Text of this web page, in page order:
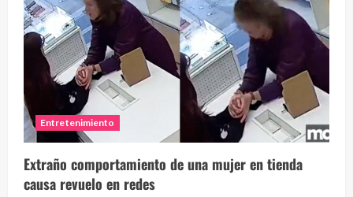
Entretenimiento
Extraño comportamiento de una mujer en tienda
causa revuelo en redes